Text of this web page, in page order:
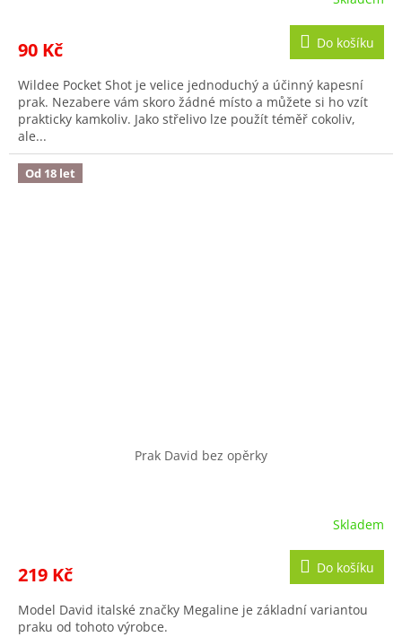
90 Kč Do košíku
Wildee Pocket Shot je velice jednoduchý a účinný kapesní
prak. Nezabere vám skoro žádné místo a můžete si ho vzít
prakticky kamkoliv. Jako střelivo lze použít téměř cokoliv,
ale...
Od 18 let
Prak David bez opěrky
Skladem
219 Kč Do košíku
Model David italské značky Megaline je základní variantou
praku od tohoto výrobce.